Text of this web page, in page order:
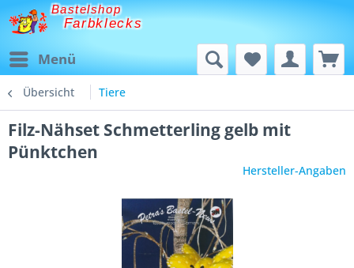
Bastelshop
Farbklecks
Menü
Übersicht Tiere
Filz-Nähset Schmetterling gelb mit
Pünktchen
Hersteller-Angaben